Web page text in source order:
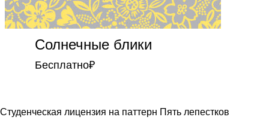
Солнечные блики
Бесплатно₽
Студенческая лицензия на паттерн Пять лепестков